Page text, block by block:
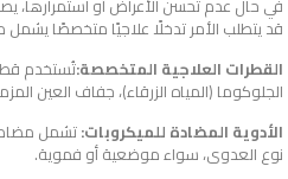
في حال عدم تحسن الأعراض أو استمرارها،
قد يتطلب الأمر تدخلًا علاجيًا متخصصًا يشمل
القطرات العلاجية المتخصصة:تُستخدم
الجلوكوما (المياه الزرقاء)، جفاف العين
الأدوية المضادة للميكروبات:تشمل
نوع العدوى، سواء موضعية أو فموية.